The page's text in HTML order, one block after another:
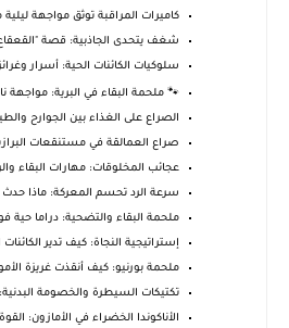
كاميرات المراقبة توثق مواجهة ليلية
شغف يتحدى الجاذبية: قصة
سلوكيات الكائنات الحية: أسرار
🐾 ملحمة البقاء في البرية: مواجهة
الصراع على الغذاء بين الجوارح
صراع العمالقة في مستنقعات
عجائب المخلوقات: مهارات البقاء
سرعة الرد تحسم المعركة: ماذا حدث
ملحمة البقاء والتضحية: دراما حية
إستراتيجية النجاة: كيف تدير
ملحمة بورنيو: كيف أنقذت غريزة
تكتيكات السيطرة والخصومة
الأناكوندا الخضراء في الأمازون: